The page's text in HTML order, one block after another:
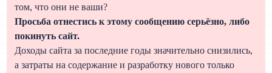
том, что они не ваши?
Просьба отнестись к этому сообщению серьёзно, либо
покинуть сайт.
Доходы сайта за последние годы значительно снизились,
а затраты на содержание и разработку нового только